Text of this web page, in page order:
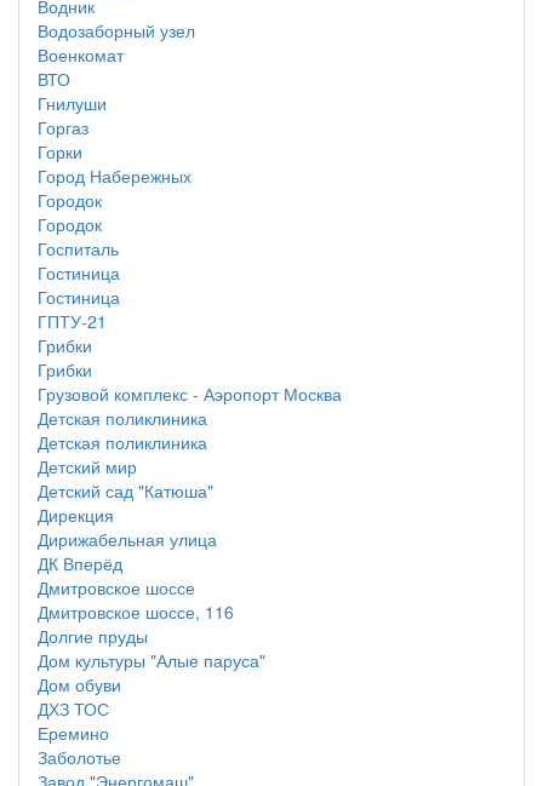
Водник
Водозаборный узел
Военкомат
ВТО
Гнилуши
Горгаз
Горки
Город Набережных
Городок
Городок
Госпиталь
Гостиница
Гостиница
ГПТУ-21
Грибки
Грибки
Грузовой комплекс - Аэропорт Москва
Детская поликлиника
Детская поликлиника
Детский мир
Детский сад "Катюша"
Дирекция
Дирижабельная улица
ДК Вперёд
Дмитровское шоссе
Дмитровское шоссе, 116
Долгие пруды
Дом культуры "Алые паруса"
Дом обуви
ДХЗ ТОС
Еремино
Заболотье
Завод "Энергомаш"